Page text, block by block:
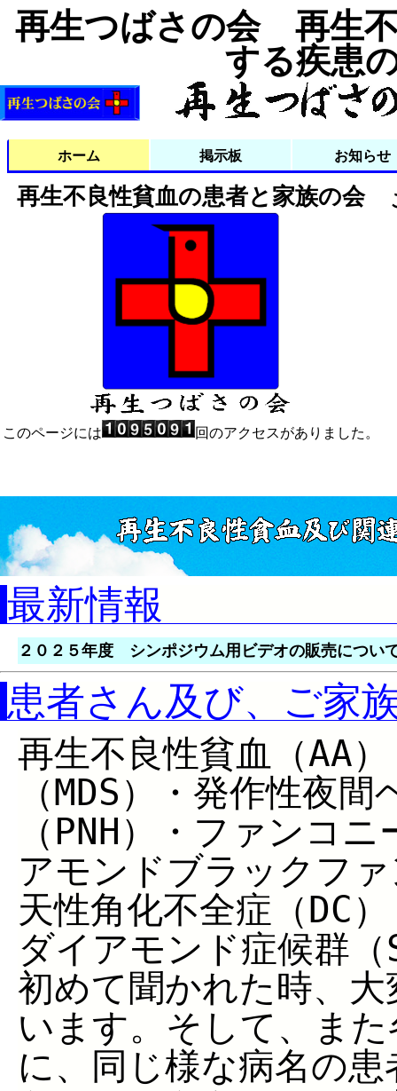
再生つばさの会 再生
する疾患
ホーム
掲示板
掲示板過去ログ
掲示板について
お知らせ
再生不良性貧血の患者と家族の会
このページには 回のアクセスがありました。
最新情報
２０２５年度 シンポジウム用ビデオの販売につい
患者さん及び、ご家
再生不良性貧血（AA
（MDS）・発作性夜
（PNH）・ファンコ
アモンドブラックフ
天性角化不全症（DC
ダイアモンド症候群
初めて聞かれた時、
います。そして、ま
に、同じ様な病名の